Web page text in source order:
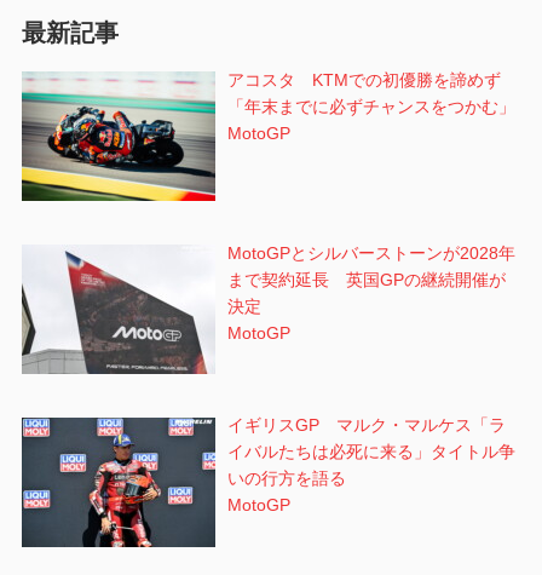
ン
最新記事
アコスタ KTMでの初優勝を諦めず
「年末までに必ずチャンスをつかむ」
MotoGP
MotoGPとシルバーストーンが2028年
まで契約延長 英国GPの継続開催が
決定
MotoGP
イギリスGP マルク・マルケス「ラ
イバルたちは必死に来る」タイトル争
いの行方を語る
MotoGP